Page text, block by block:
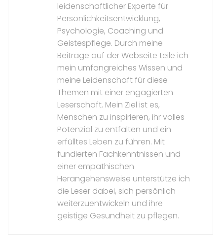
leidenschaftlicher Experte für
Persönlichkeitsentwicklung,
Psychologie, Coaching und
Geistespflege. Durch meine
Beiträge auf der Webseite teile ich
mein umfangreiches Wissen und
meine Leidenschaft für diese
Themen mit einer engagierten
Leserschaft. Mein Ziel ist es,
Menschen zu inspirieren, ihr volles
Potenzial zu entfalten und ein
erfülltes Leben zu führen. Mit
fundierten Fachkenntnissen und
einer empathischen
Herangehensweise unterstütze ich
die Leser dabei, sich persönlich
weiterzuentwickeln und ihre
geistige Gesundheit zu pflegen.